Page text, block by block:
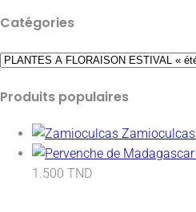
Catégories
Produits populaires
Zamioculcas
1.500 TND